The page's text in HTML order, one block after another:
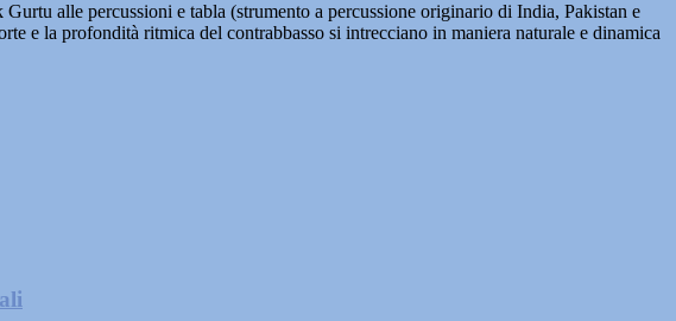
alle percussioni e tabla (strumento a percussione originario di India, Pakistan e
e la profondità ritmica del contrabbasso si intrecciano in maniera naturale e dinamica